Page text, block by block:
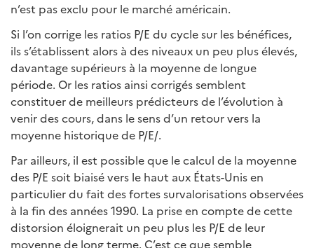
n’est pas exclu pour le marché américain.
Si l’on corrige les ratios P/E du cycle sur les bénéfices,
ils s’établissent alors à des niveaux un peu plus élevés,
davantage supérieurs à la moyenne de longue
période. Or les ratios ainsi corrigés semblent
constituer de meilleurs prédicteurs de l’évolution à
venir des cours, dans le sens d’un retour vers la
moyenne historique de P/E/.
Par ailleurs, il est possible que le calcul de la moyenne
des P/E soit biaisé vers le haut aux États-Unis en
particulier du fait des fortes survalorisations observées
à la fin des années 1990. La prise en compte de cette
distorsion éloignerait un peu plus les P/E de leur
moyenne de long terme. C’est ce que semble